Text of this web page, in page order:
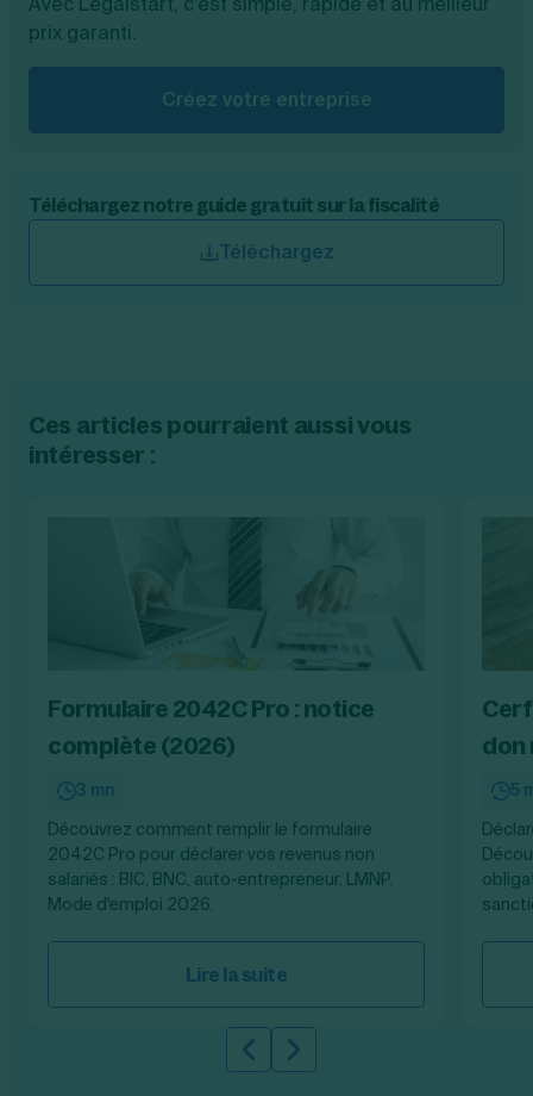
prix garanti.
Créez votre entreprise
Téléchargez notre guide gratuit sur la fiscalité
Téléchargez
Ces articles pourraient aussi vous
intéresser :
Formulaire 2042C Pro : notice
complète (2026)
3 mn
Découvrez comment remplir le formulaire
2042C Pro pour déclarer vos revenus non
salariés : BIC, BNC, auto-entrepreneur, LMNP.
Mode d'emploi 2026.
Lire la suite
don
5
Slide précédente
Slide suivante